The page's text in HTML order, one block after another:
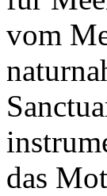
vom
das